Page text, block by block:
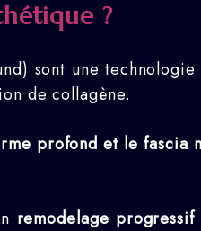
?
sont une
de collagène.
profond et le fascia
remodelage